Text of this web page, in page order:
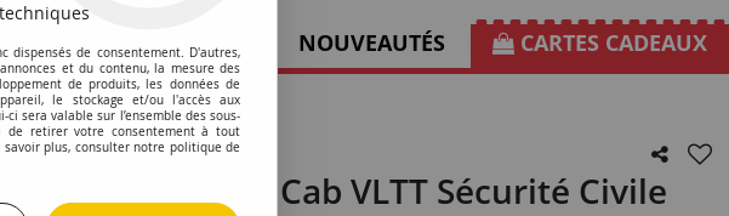
PROMOTIONS NOUVEAUTÉS CARTES CADEAUX
HI-LUX Double Cab VLTT Sécurité Civile
dispensés de consentement. D'autres,
et du contenu, la mesure des
de produits, les données de
le stockage et/ou l'accès aux
sera valable sur l’ensemble des sous-
de retirer votre consentement à tout
plus, consulter notre politique de